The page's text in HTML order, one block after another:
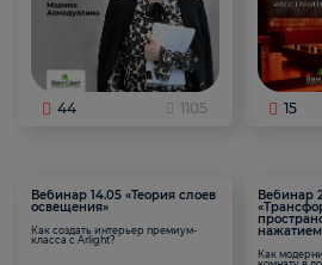
44 1105 15
Вебинар 14.05 «Теория слоев
освещения»
Как создать интерьер премиум-
класса с Arlight?
Вебинар
Как